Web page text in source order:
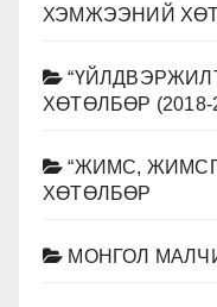
ХЭМЖЭЭНИЙ
ХӨТӨЛБӨР (2018-
“ЖИМС,
ХӨТӨЛБӨР
МОНГОЛ